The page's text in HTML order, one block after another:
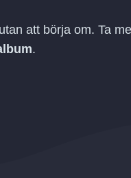
utan att börja om. Ta
.